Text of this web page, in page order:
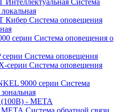
Интеллектуальная Система
Кибер Система оповещения
серии Система оповещения о
Система оповещения
серии Система оповещения
9000 серии Система
- МЕТА
Система обратной связи